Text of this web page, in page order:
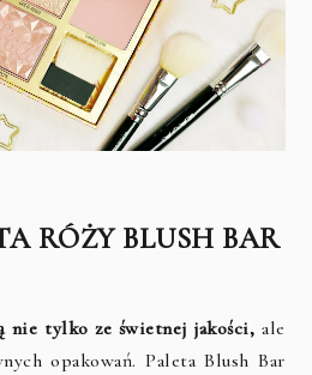
RÓŻY BLUSH BAR
nie tylko ze świetnej jakości, ale
opakowań. Paleta Blush Bar